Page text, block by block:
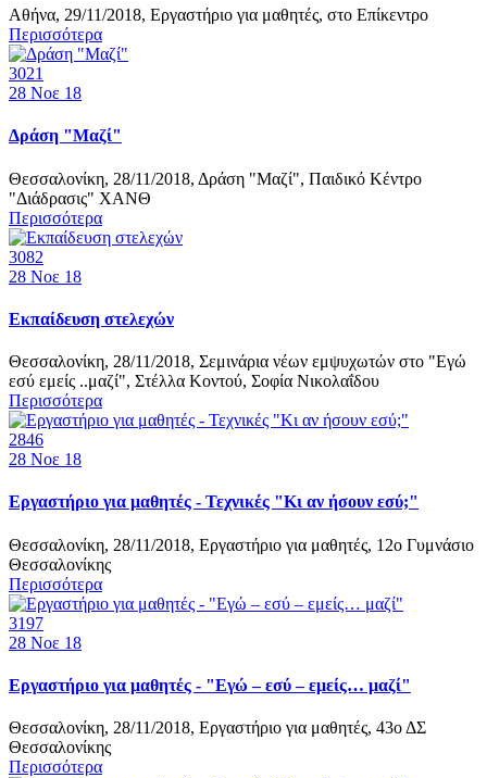
Αθήνα, 29/11/2018, Εργαστήριο για μαθητές, στο Επίκεντρο
Περισσότερα
3021
28 Νοε 18
Δράση "Μαζί"
Θεσσαλονίκη, 28/11/2018, Δράση "Μαζί", Παιδικό Κέντρο
"Διάδρασις" ΧΑΝΘ
Περισσότερα
3082
28 Νοε 18
Εκπαίδευση στελεχών
Θεσσαλονίκη, 28/11/2018, Σεμινάρια νέων εμψυχωτών στο "Εγώ
εσύ εμείς ..μαζί", Στέλλα Κοντού, Σοφία Νικολαΐδου
Περισσότερα
2846
28 Νοε 18
Εργαστήριο για μαθητές - Τεχνικές "Κι αν ήσουν εσύ;"
Θεσσαλονίκη, 28/11/2018, Εργαστήριο για μαθητές, 12ο Γυμνάσιο
Θεσσαλονίκης
Περισσότερα
3197
28 Νοε 18
Εργαστήριο για μαθητές - "Εγώ – εσύ – εμείς… μαζί"
Θεσσαλονίκη, 28/11/2018, Εργαστήριο για μαθητές, 43ο ΔΣ
Θεσσαλονίκης
Περισσότερα